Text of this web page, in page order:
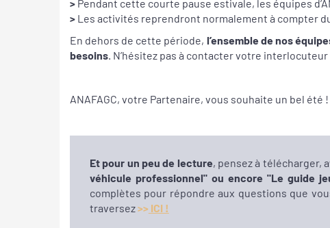
> Pendant cette courte pause estivale, les équipes
> Les activités reprendront normalement à compter
En dehors de cette période, l’ensemble de nos
besoins. N’hésitez pas à contacter votre
ANAFAGC, votre Partenaire, vous souhaite un bel été !
Et pour un peu de lecture, pensez à télécharger,
véhicule professionnel" ou encore "Le guide
complètes pour répondre aux questions que
traversez>>ICI !